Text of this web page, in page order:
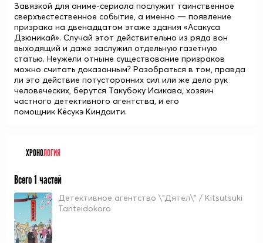
Завязкой для аниме-сериала послужит таинственное
сверхъестественное событие, а именно — появление
призрака на двенадцатом этаже здания «Асакуса
Дзюникай». Случай этот действительно из ряда вон
выходящий и даже заслужил отдельную газетную
статью. Неужели отныне существование призраков
можно считать доказанным? Разобраться в том, правда
ли это действие потусторонних сил или же дело рук
человеческих, берутся Такубоку Исикава, хозяин
частного детективного агентства, и его
помощник Кёсукэ Киндаити.
ХРОНОЛОГИЯ
Всего 1 частей
Детективное агентство \"Дятел\" / Kitsutsuki
Tanteidokoro